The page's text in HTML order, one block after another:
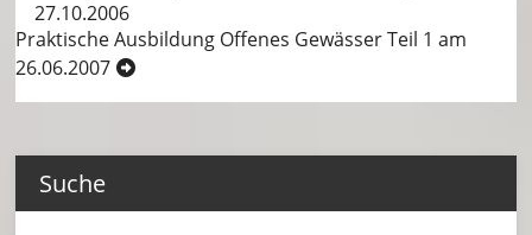
27.10.2006
Praktische Ausbildung Offenes Gewässer Teil 1 am
26.06.2007
Suche